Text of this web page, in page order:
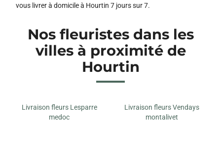
vous livrer à domicile à Hourtin 7 jours sur 7.
Nos fleuristes dans les
villes à proximité de
Hourtin
Livraison fleurs Lesparre
medoc
Livraison fleurs Vendays
montalivet